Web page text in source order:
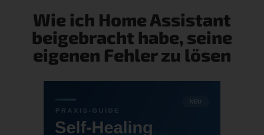
Wie ich Home Assistant
beigebracht habe, seine
eigenen Fehler zu lösen